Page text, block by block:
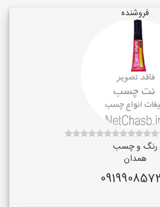
فروشنده
رنگ و چسب
همدان